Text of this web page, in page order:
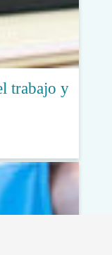
trabajo y